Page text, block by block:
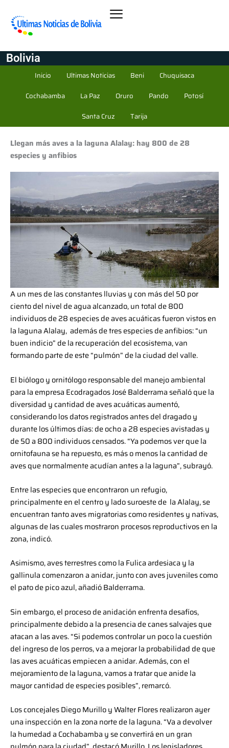
Bolivia
Inicio Ultimas Noticias Beni
Chuquisaca
Cochabamba
La Paz Oruro Pando
Potosí
Santa Cruz
Tarija
Llegan más aves a la laguna Alalay: hay 800 de 28
especies y anfibios
A un mes de las constantes lluvias y con más del 50 por
ciento del nivel de agua alcanzado, un total de 800
individuos de 28 especies de aves acuáticas fueron vistos en
la laguna Alalay, además de tres especies de anfibios: “un
buen indicio” de la recuperación del ecosistema, van
formando parte de este “pulmón” de la ciudad del valle.
El biólogo y ornitólogo responsable del manejo ambiental
para la empresa Ecodragados José Balderrama señaló que la
diversidad y cantidad de aves acuáticas aumentó,
considerando los datos registrados antes del dragado y
durante los últimos días: de ocho a 28 especies avistadas y
de 50 a 800 individuos censados. “Ya podemos ver que la
ornitofauna se ha repuesto, es más o menos la cantidad de
aves que normalmente acudían antes a la laguna”, subrayó.
Entre las especies que encontraron un refugio,
principalmente en el centro y lado suroeste de la Alalay, se
encuentran tanto aves migratorias como residentes y nativas,
algunas de las cuales mostraron procesos reproductivos en la
zona, indicó.
Asimismo, aves terrestres como la Fulica ardesiaca y la
gallinula comenzaron a anidar, junto con aves juveniles como
el pato de pico azul, añadió Balderrama.
Sin embargo, el proceso de anidación enfrenta desafíos,
principalmente debido a la presencia de canes salvajes que
atacan a las aves. “Si podemos controlar un poco la cuestión
del ingreso de los perros, va a mejorar la probabilidad de que
las aves acuáticas empiecen a anidar. Además, con el
mejoramiento de la laguna, vamos a tratar que anide la
mayor cantidad de especies posibles”, remarcó.
Los concejales Diego Murillo y Walter Flores realizaron ayer
una inspección en la zona norte de la laguna. “Va a devolver
la humedad a Cochabamba y se convertirá en un gran